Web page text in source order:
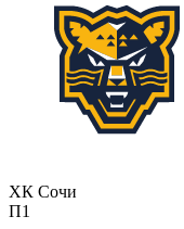
ХК Сочи
П1